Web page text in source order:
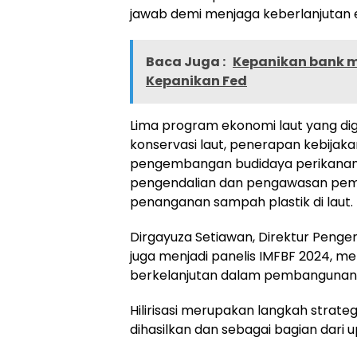
jawab demi menjaga keberlanjutan
Baca Juga : Kepanikan bank
Kepanikan Fed
Lima program ekonomi laut yang
konservasi laut, penerapan
pengembangan budidaya
pengendalian dan pengawasan
penanganan sampah plastik di laut.
Dirgayuza Setiawan, Direktur
juga menjadi panelis IMFBF 2024,
berkelanjutan dalam
Hilirisasi merupakan langkah
dihasilkan dan sebagai bagian dari